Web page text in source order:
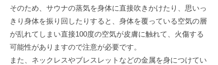
そのため、サウナの蒸気を身体に直接吹きかけたり、思いっ
きり身体を振り回したりすると、身体を覆っている空気の層
が乱れてしまい直接100度の空気が皮膚に触れて、火傷する
可能性がありますので注意が必要です。
また、ネックレスやブレスレットなどの金属を身につけてい